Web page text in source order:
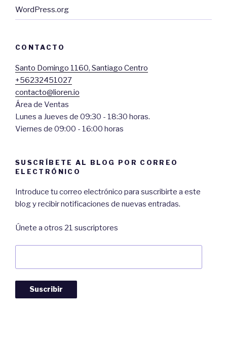
WordPress.org
CONTACTO
Santo Domingo 1160, Santiago Centro
+56232451027
contacto@lioren.io
Área de Ventas
Lunes a Jueves de 09:30 - 18:30 horas.
Viernes de 09:00 - 16:00 horas
SUSCRÍBETE AL BLOG POR CORREO
ELECTRÓNICO
Introduce tu correo electrónico para suscribirte a este
blog y recibir notificaciones de nuevas entradas.
Únete a otros 21 suscriptores
Suscribir